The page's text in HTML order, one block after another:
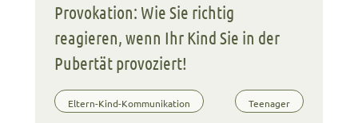
Provokation: Wie Sie richtig
reagieren, wenn Ihr Kind Sie in der
Pubertät provoziert!
Eltern-Kind-Kommunikation Teenager